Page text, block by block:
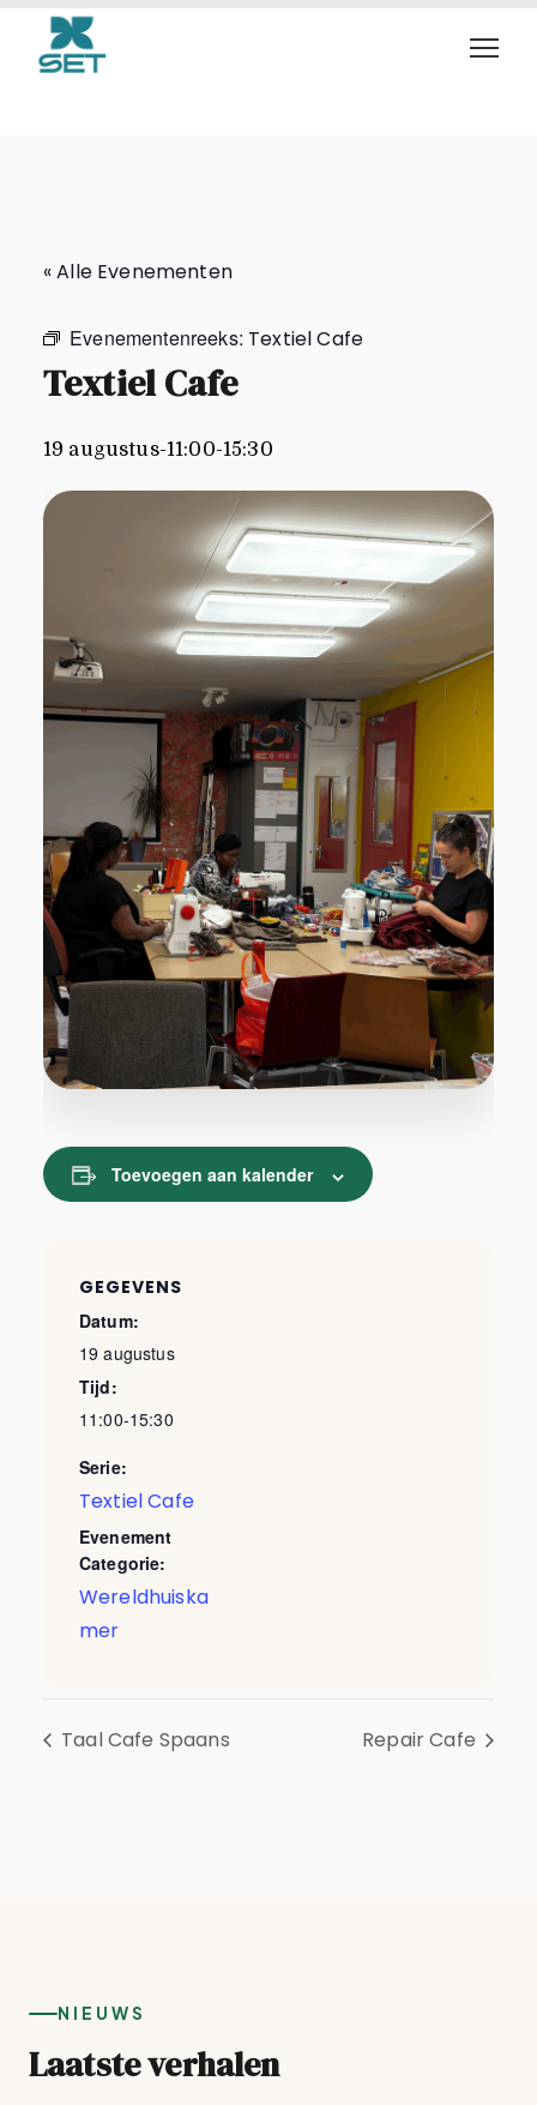
Textiel Cafe
« Alle Evenementen
Evenementenreeks: Textiel Cafe
Textiel Cafe
19 augustus-11:00-15:30
Toevoegen aan kalender
GEGEVENS
Datum:
19 augustus
Tijd:
11:00-15:30
Serie:
Textiel Cafe
Evenement
Categorie:
Wereldhuiska
mer
Taal Cafe Spaans Repair Cafe
NIEUWS
Laatste verhalen